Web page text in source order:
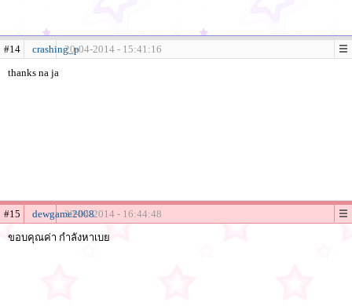
#14 crashing_p20-04-2014 - 15:41:16
thanks na ja
#15 dewgame200820-04-2014 - 16:44:48
ขอบคุณค่า กำลังหาเบย